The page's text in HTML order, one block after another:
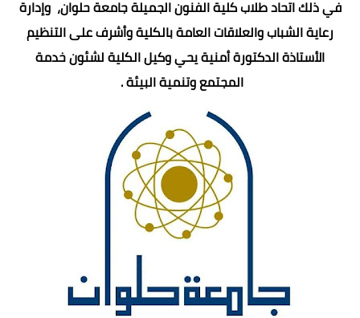
في ذلك اتحاد طلاب كلية الفنون الجميلة جامعة حلوان، وإدارة
رعاية الشباب والعلاقات العامة بالكلية وأشرف على التنظيم
الأستاذة الدكتورة أمنية يحي وكيل الكلية لشئون خدمة
المجتمع وتنمية البيئة .